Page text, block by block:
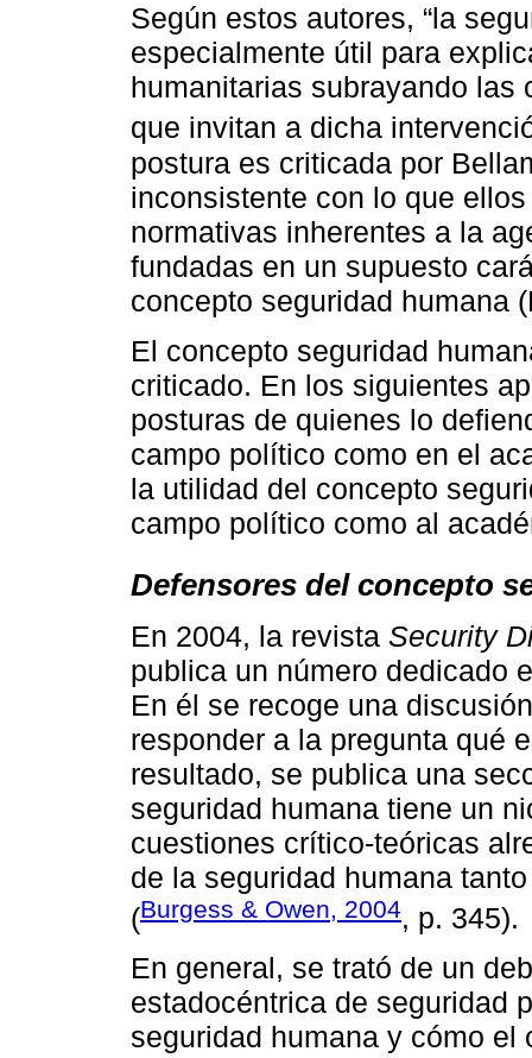
Según estos autores, “la
especialmente útil para
humanitarias subrayando las
que invitan a dicha
postura es criticada por
inconsistente con lo que
normativas inherentes a la
fundadas en un supuesto
concepto seguridad humana
El concepto seguridad
criticado. En los siguientes
posturas de quienes lo
campo político como en el
la utilidad del concepto
campo político como al
Defensores del concepto
En 2004, la revista Security
publica un número dedicado
En él se recoge una
responder a la pregunta qué
resultado, se publica una
seguridad humana tiene un
cuestiones crítico-teóricas
de la seguridad humana
(Burgess & Owen, 2004, p. 345).
En general, se trató de un
estadocéntrica de seguridad
seguridad humana y cómo el